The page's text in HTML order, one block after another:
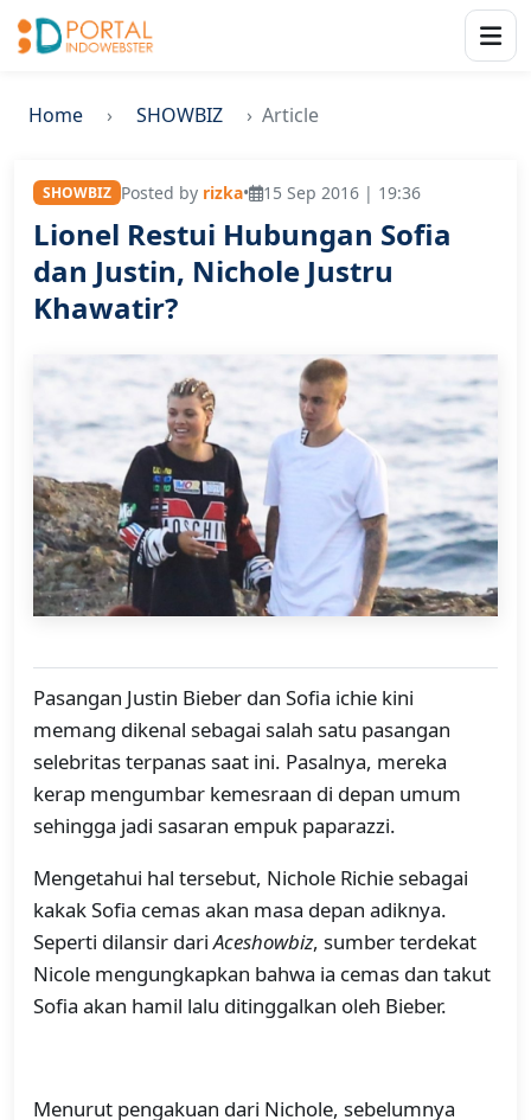
Home SHOWBIZ Article
SHOWBIZ Posted by rizka• 15 Sep 2016 | 19:36
Lionel Restui Hubungan Sofia
dan Justin, Nichole Justru
Khawatir?
Pasangan Justin Bieber dan Sofia ichie kini
memang dikenal sebagai salah satu pasangan
selebritas terpanas saat ini. Pasalnya, mereka
kerap mengumbar kemesraan di depan umum
sehingga jadi sasaran empuk paparazzi.
Mengetahui hal tersebut, Nichole Richie sebagai
kakak Sofia cemas akan masa depan adiknya.
Seperti dilansir dariAceshowbiz, sumber terdekat
Nicole mengungkapkan bahwa ia cemas dan takut
Sofia akan hamil lalu ditinggalkan oleh Bieber.
Menurut pengakuan dari Nichole, sebelumnya